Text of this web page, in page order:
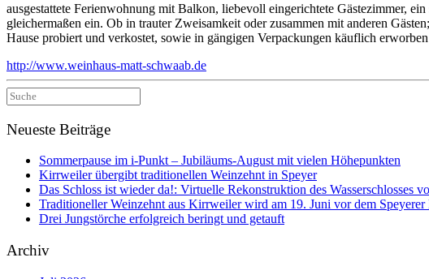
ausgestattete Ferienwohnung mit Balkon, liebevoll eingerichtete Gästezimmer,
gleichermaßen ein. Ob in trauter Zweisamkeit oder zusammen mit anderen
Hause probiert und verkostet, sowie in gängigen Verpackungen käuflich
http://www.weinhaus-matt-schwaab.de
Suche
nach:
Neueste Beiträge
Sommerpause im i-Punkt – Jubiläums-August mit vielen Höhepunkten
Kirrweiler übergibt traditionellen Weinzehnt in Speyer
Das Schloss ist wieder da!: Virtuelle Rekonstruktion des Wasserschlosses
Traditioneller Weinzehnt aus Kirrweiler wird am 19. Juni vor dem Speyerer
Drei Jungstörche erfolgreich beringt und getauft
Archiv